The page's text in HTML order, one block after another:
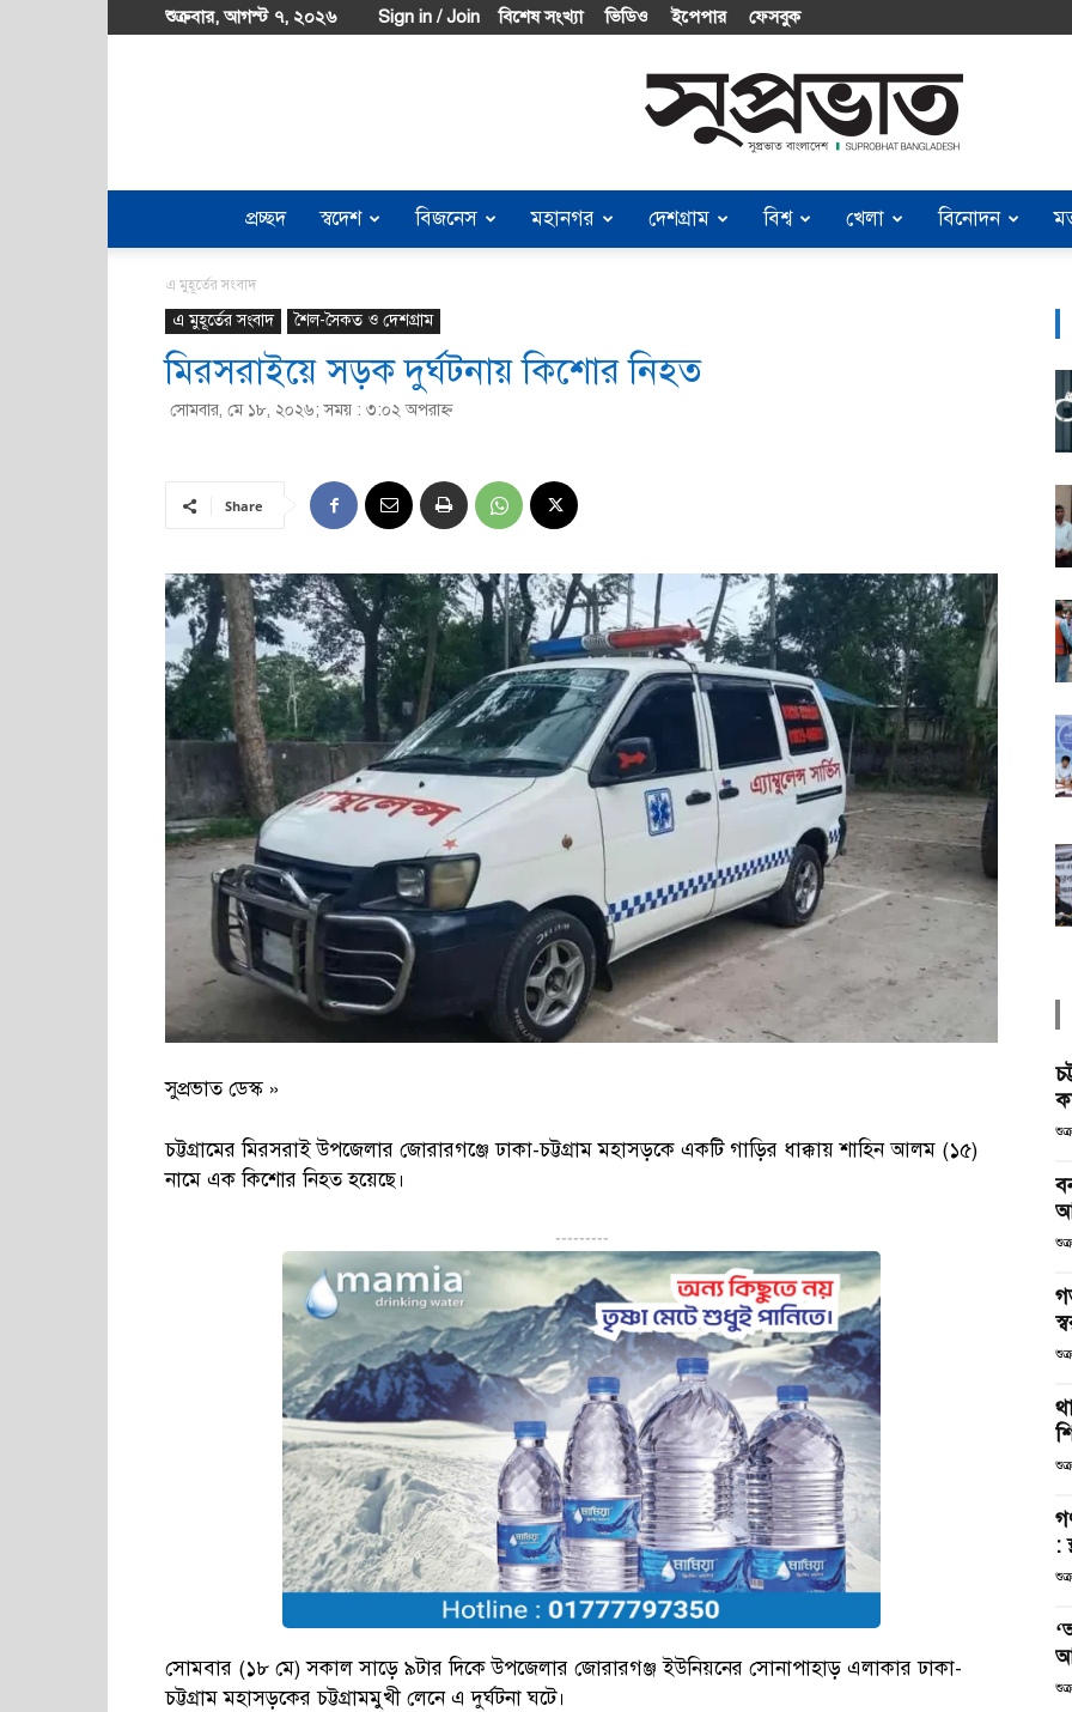
শুক্রবার, আগস্ট ৭, ২০২৬ Sign in / Join বিশেষ সংখ্যা ভিডিও ইপেপার ফেসবুক
Suprobhat
প্রচ্ছদ স্বদেশ বিজনেস মহানগর দেশগ্রাম বিশ্ব খেলা বিনোদন
এ মুহূর্তের সংবাদ
এ মুহূর্তের সংবাদ শৈল-সৈকত ও দেশগ্রাম
মিরসরাইয়ে সড়ক দুর্ঘটনায় কিশোর নিহত
সোমবার, মে ১৮, ২০২৬; সময় : ৩:০২ অপরাহ্ণ
Share
সুপ্রভাত ডেস্ক »
চট্টগ্রামের মিরসরাই উপজেলার জোরারগঞ্জে ঢাকা-চট্টগ্রাম মহাসড়কে একটি গাড়ির ধাক্কায় শাহিন আলম (১৫)
নামে এক কিশোর নিহত হয়েছে।
---------
সোমবার (১৮ মে) সকাল সাড়ে ৯টার দিকে উপজেলার জোরারগঞ্জ ইউনিয়নের সোনাপাহাড় এলাকার ঢাকা-
চট্টগ্রাম মহাসড়কের চট্টগ্রামমুখী লেনে এ দুর্ঘটনা ঘটে।
: